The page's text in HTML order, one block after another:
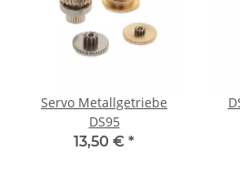
Servo Metallgetriebe
DS95
13,50 € *